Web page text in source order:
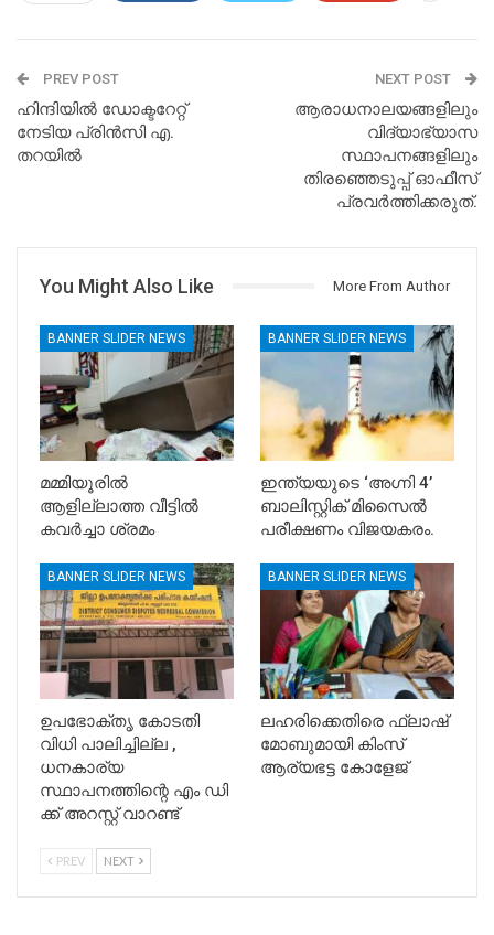
PREV POST
ഹിന്ദിയിൽ ഡോക്ടറേറ്റ്
നേടിയ പ്രിൻസി എ.
തറയിൽ
NEXT POST
ആരാധനാലയങ്ങളിലും
വിദ്യാഭ്യാസ
സ്ഥാപനങ്ങളിലും
തിരഞ്ഞെടുപ്പ് ഓഫീസ്
പ്രവർത്തിക്കരുത്.
You Might Also Like More From Author
BANNER SLIDER NEWS
മമ്മിയൂരിൽ
ആളില്ലാത്ത വീട്ടിൽ
കവർച്ചാ ശ്രമം
BANNER SLIDER NEWS
ഇന്ത്യയുടെ ‘അഗ്നി 4’
ബാലിസ്റ്റിക് മിസൈൽ
പരീക്ഷണം വിജയകരം.
BANNER SLIDER NEWS
ഉപഭോക്തൃ കോടതി
വിധി പാലിച്ചില്ല ,
ധനകാര്യ
സ്ഥാപനത്തിന്റെ എം ഡി
ക്ക് അറസ്റ്റ് വാറണ്ട്
BANNER SLIDER NEWS
ലഹരിക്കെതിരെ ഫ്ലാഷ്
മോബുമായി കിംസ്
ആര്യഭട്ട കോളേജ്
PREV NEXT